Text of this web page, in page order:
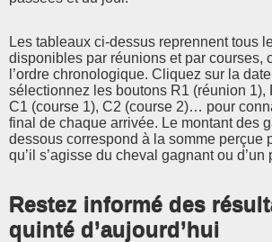
Les tableaux ci-dessus reprennent tous
disponibles par réunions et par courses,
l’ordre chronologique. Cliquez sur la
sélectionnez les boutons R1 (réunion
C1 (course 1), C2 (course 2)… pour
final de chaque arrivée. Le montant des
dessous correspond à la somme perçue
qu’il s’agisse du cheval gagnant ou d’un
Restez informé des
quinté d’aujourd’hui